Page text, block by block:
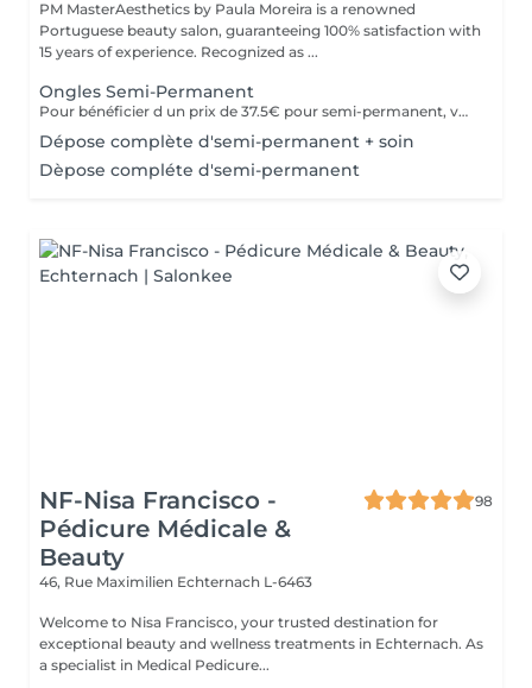
PM MasterAesthetics by Paula Moreira is a renowned
Portuguese beauty salon, guaranteeing 100% satisfaction with
15 years of experience. Recognized as ...
Ongles Semi-Permanent
Pour bénéficier d un prix de 37.5€ pour semi-permanent, vous devez acheter une seule fois le kit individuel avec tout le matériel non jetable nécessaire, qui sera conserve pour nous, pour le futurs rendez-vous, garantissant ainsi une meilleure hygiène.* *renouvelable chaque année.
Dépose complète d'semi-permanent + soin
Dèpose compléte d'semi-permanent
NF-Nisa Francisco -
Pédicure Médicale &
Beauty
98
46, Rue Maximilien Echternach L-6463
Welcome to Nisa Francisco, your trusted destination for
exceptional beauty and wellness treatments in Echternach. As
a specialist in Medical Pedicure...